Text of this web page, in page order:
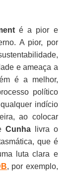
é a pior e
A pior, por
e ameaça a
é a melhor,
político
indício
ao colocar
Cunhalivra o
que é
luta clara e
, por exemplo,